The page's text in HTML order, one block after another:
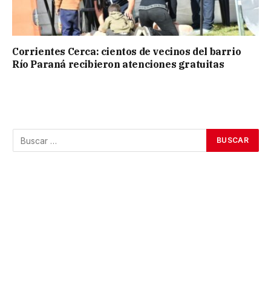
Corrientes Cerca: cientos de vecinos del barrio
Río Paraná recibieron atenciones gratuitas